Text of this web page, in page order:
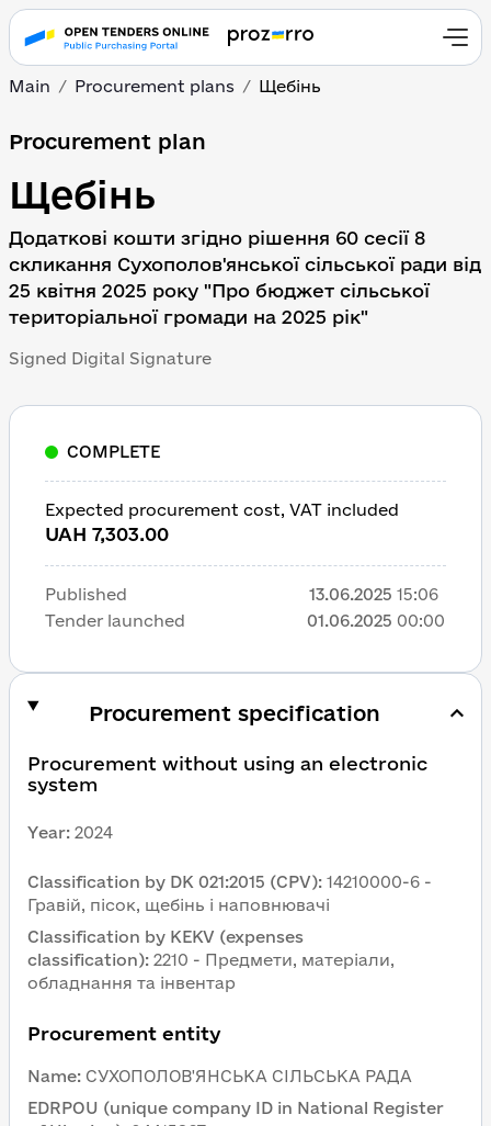
Main Procurement plans Щебінь
Procurement plan
Щебінь
Додаткові кошти згідно рішення 60 сесії 8
скликання Сухополов'янської сільської ради від
25 квітня 2025 року "Про бюджет сільської
територіальної громади на 2025 рік"
Signed Digital Signature
Procurement specification
Procurement without using an electronic
system
Year: 2024
Classification by DK 021:2015 (CPV): 14210000-6 -
Гравій, пісок, щебінь і наповнювачі
Classification by KEKV (expenses
classification): 2210 - Предмети, матеріали,
обладнання та інвентар
Procurement entity
Name: СУХОПОЛОВ'ЯНСЬКА СІЛЬСЬКА РАДА
EDRPOU (unique company ID in National Register
COMPLETE
Expected procurement cost, VAT included
UAH 7,303.00
Published 13.06.2025 15:06
Tender launched
01.06.2025 00:00